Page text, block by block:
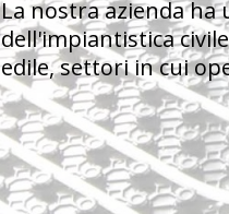
La nostra azienda ha
dell'impiantistica
edile, settori in cui